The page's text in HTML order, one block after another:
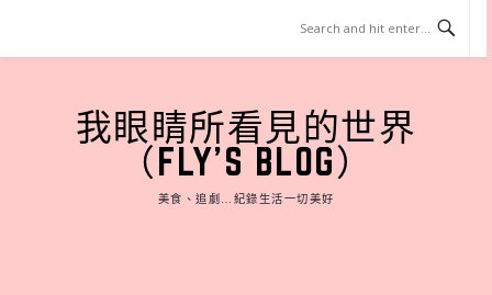
content
我眼睛所看見的世界
（FLY'S BLOG）
美食、追劇…紀錄生活一切美好